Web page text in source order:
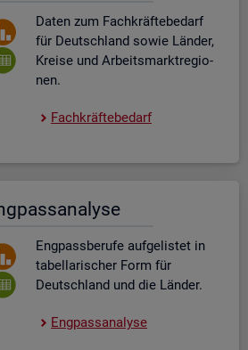
Daten zum Fach­kräf­te­be­darf
für Deutsch­land sowie Län­der,
Krei­se und Ar­beits­markt­re­gio­
nen.
Fach­kräf­te­be­darf
Eng­pass­be­ru­fe auf­ge­lis­tet in
ta­bel­la­ri­scher Form für
Deutsch­land und die Län­der.
Eng­pass­ana­ly­se